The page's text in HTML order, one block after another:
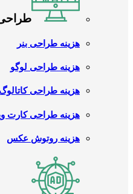
هزینه طراحی بنر
هزینه طراحی لوگو
هزینه طراحی
هزینه طراحی کارت
هزینه روتوش عکس